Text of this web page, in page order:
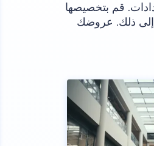
قم بتخصيصها
إلى ذلك. عروضك